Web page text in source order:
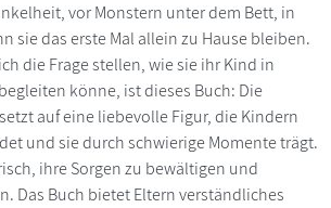
vor Monstern unter dem Bett, in
sie das erste Mal allein zu Hause bleiben.
die Frage stellen, wie sie ihr Kind in
könne, ist dieses Buch: Die
auf eine liebevolle Figur, die Kindern
und sie durch schwierige Momente trägt.
ihre Sorgen zu bewältigen und
Das Buch bietet Eltern verständliches